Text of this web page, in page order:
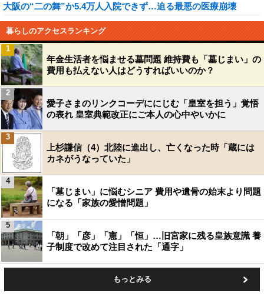
大阪の“二の舞”か5.4万人入院できず…迫る最悪の医療崩壊
暮らしのアクセスランキング
年金生活者を悩ませる墓問題 維持費も「墓じまい」の
費用も払えない人はどうすればいいのか？
1
愛子さまのリンクコーデににじむ「皇室を担う」覚悟
の表れ 皇室典範改正にご本人の心中やいかに
2
上杉謙信（4）北陸に進出し、亡くなった時「蔵には
カネがうなっていた」
3
「墓じまい」に悩むシニア 費用や遺骨の始末より問題
になる「家族の愛憎問題」
4
「朝」「彦」「憲」「恒」…旧宮家に残る皇族意識 養
子制度で改めて注目された「通字」
5
もっとみる